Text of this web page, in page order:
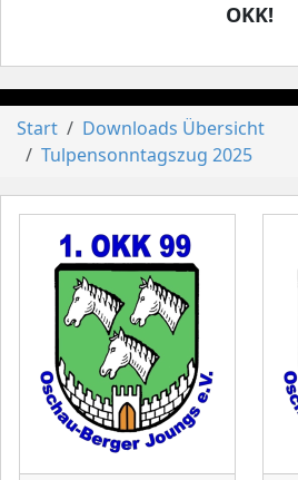
OKK!
Start
Downloads Übersicht
Tulpensonntagszug 2025